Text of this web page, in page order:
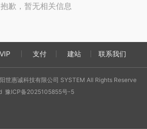
抱歉，暂无相关信息
VIP 支付 建站 联系我们
惠诚科技有限公司 SYSTEM All Rights Reserve
豫ICP备2025105855号-5